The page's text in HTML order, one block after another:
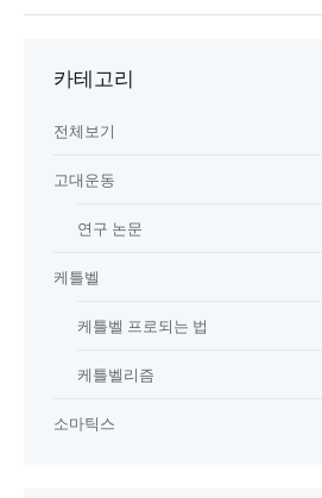
카테고리
전체보기
고대운동
연구 논문
케틀벨
케틀벨 프로되는 법
케틀벨리즘
소마틱스